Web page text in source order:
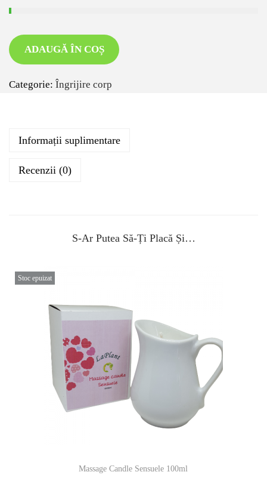
ADAUGĂ ÎN COȘ
Categorie: Îngrijire corp
Informații suplimentare
Recenzii (0)
S-Ar Putea Să-Ți Placă Și…
Stoc epuizat
Massage Candle Sensuele 100ml